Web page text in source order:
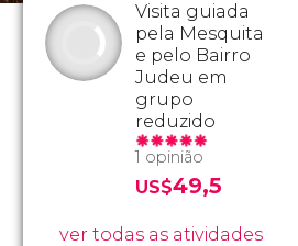
Visita guiada
pela Mesquita
e pelo Bairro
Judeu em
grupo
reduzido
1 opinião
US$49,5
ver todas as atividades